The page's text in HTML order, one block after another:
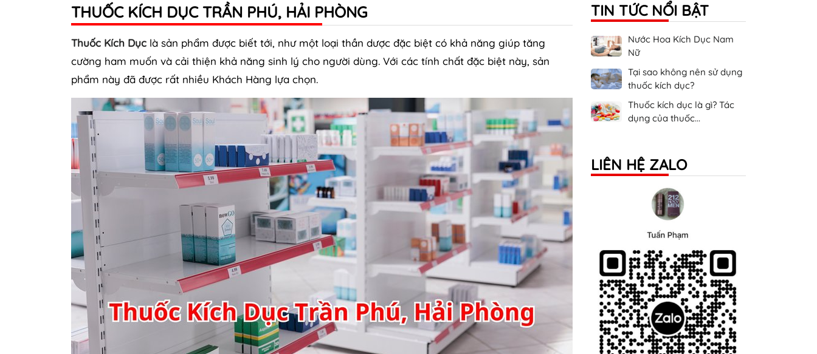
THUỐC KÍCH DỤC TRẦN PHÚ, HẢI PHÒNG
Thuốc Kích Dục là sản phẩm được biết tới, như một loại thần dược đặc biệt có khả năng giúp tăng
cường ham muốn và cải thiện khả năng sinh lý cho người dùng. Với các tính chất đặc biệt này, sản
phẩm này đã được rất nhiều Khách Hàng lựa chọn.
TIN TỨC NỔI BẬT
Nước Hoa Kích Dục Nam
Nữ
Tại sao không nên sử dụng
thuốc kích dục?
Thuốc kích dục là gì? Tác
dụng của thuốc...
LIÊN HỆ ZALO